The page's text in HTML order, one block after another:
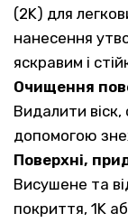
(2K) для
нанесення
яскравим і
Очищення
Видалити віск,
допомогою
Поверхні,
Висушене та
покриття, 1K